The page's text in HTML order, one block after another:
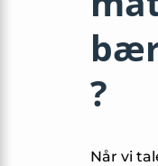
?
Når vi